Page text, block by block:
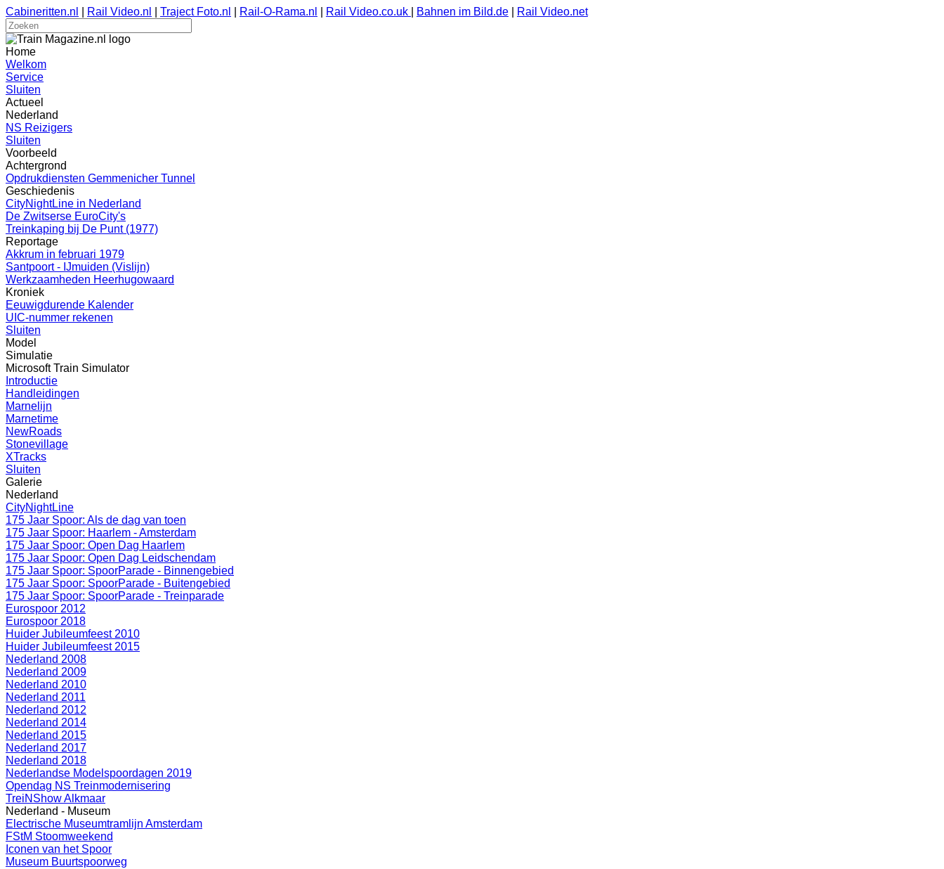
Cabineritten.nl Rail Video.nl Traject Foto.nl Rail-O-Rama.nl Rail Video.co.uk Bahnen im Bild.de Rail Video.net
Home
Welkom
Service
Sluiten
Actueel
Nederland
NS Reizigers
Sluiten
Voorbeeld
Achtergrond
Opdrukdiensten Gemmenicher Tunnel
Geschiedenis
CityNightLine in Nederland
De Zwitserse EuroCity's
Treinkaping bij De Punt (1977)
Reportage
Akkrum in februari 1979
Santpoort - IJmuiden (Vislijn)
Werkzaamheden Heerhugowaard
Kroniek
Eeuwigdurende Kalender
UIC-nummer rekenen
Sluiten
Model
Simulatie
Microsoft Train Simulator
Introductie
Handleidingen
Marnelijn
Marnetime
NewRoads
Stonevillage
XTracks
Sluiten
Galerie
Nederland
CityNightLine
175 Jaar Spoor: Als de dag van toen
175 Jaar Spoor: Haarlem - Amsterdam
175 Jaar Spoor: Open Dag Haarlem
175 Jaar Spoor: Open Dag Leidschendam
175 Jaar Spoor: SpoorParade - Binnengebied
175 Jaar Spoor: SpoorParade - Buitengebied
175 Jaar Spoor: SpoorParade - Treinparade
Eurospoor 2012
Eurospoor 2018
Huider Jubileumfeest 2010
Huider Jubileumfeest 2015
Nederland 2008
Nederland 2009
Nederland 2010
Nederland 2011
Nederland 2012
Nederland 2014
Nederland 2015
Nederland 2017
Nederland 2018
Nederlandse Modelspoordagen 2019
Opendag NS Treinmodernisering
TreiNShow Alkmaar
Nederland - Museum
Electrische Museumtramlijn Amsterdam
FStM Stoomweekend
Iconen van het Spoor
Museum Buurtspoorweg